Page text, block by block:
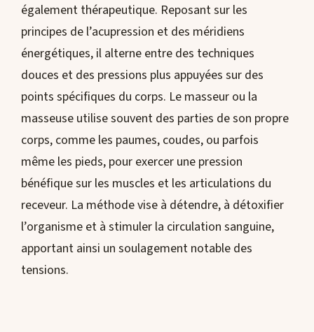
également thérapeutique. Reposant sur les
principes de l’acupression et des méridiens
énergétiques, il alterne entre des techniques
douces et des pressions plus appuyées sur des
points spécifiques du corps. Le masseur ou la
masseuse utilise souvent des parties de son propre
corps, comme les paumes, coudes, ou parfois
même les pieds, pour exercer une pression
bénéfique sur les muscles et les articulations du
receveur. La méthode vise à détendre, à détoxifier
l’organisme et à stimuler la circulation sanguine,
apportant ainsi un soulagement notable des
tensions.